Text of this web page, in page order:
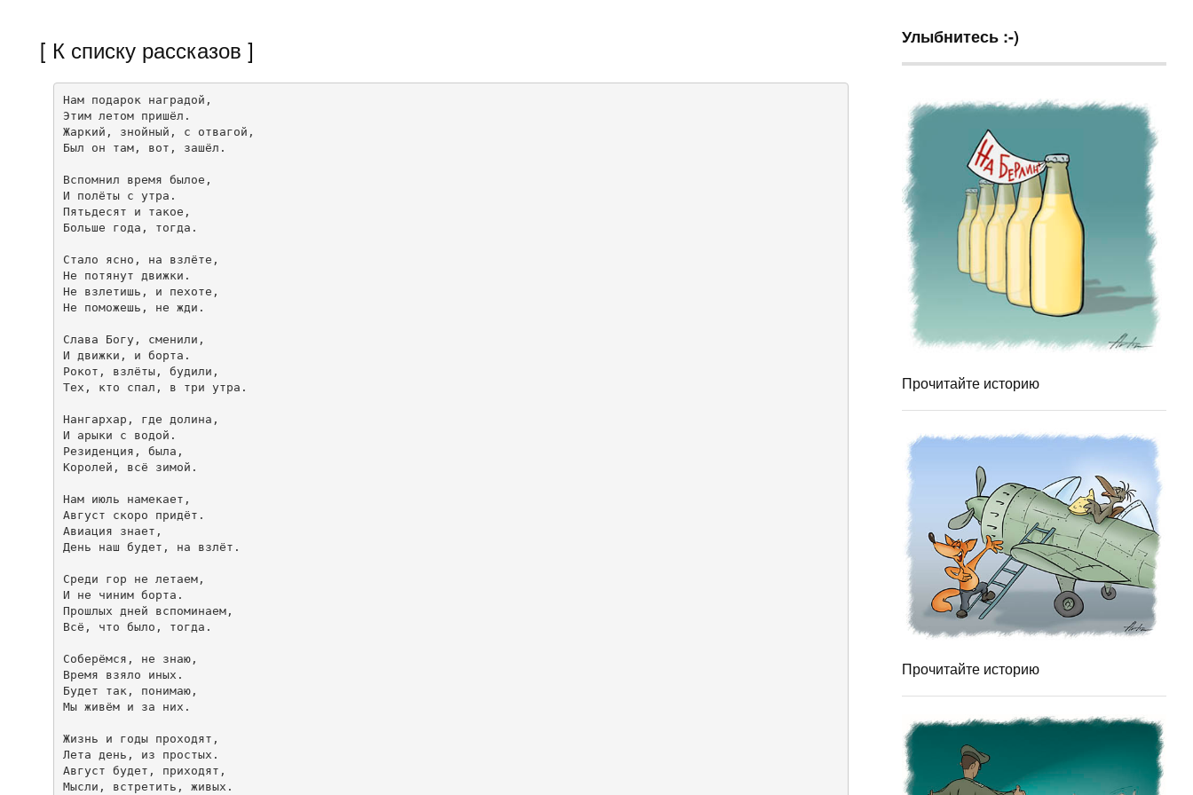
[ К списку рассказов ]
Нам подарок наградой,
Этим летом пришёл.
Жаркий, знойный, с отвагой,
Был он там, вот, зашёл.
Вспомнил время былое,
И полёты с утра.
Пятьдесят и такое,
Больше года, тогда.
Стало ясно, на взлёте,
Не потянут движки.
Не взлетишь, и пехоте,
Не поможешь, не жди.
Слава Богу, сменили,
И движки, и борта.
Рокот, взлёты, будили,
Тех, кто спал, в три утра.
Нангархар, где долина,
И арыки с водой.
Резиденция, была,
Королей, всё зимой.
Нам июль намекает,
Август скоро придёт.
Авиация знает,
День наш будет, на взлёт.
Среди гор не летаем,
И не чиним борта.
Прошлых дней вспоминаем,
Всё, что было, тогда.
Соберёмся, не знаю,
Время взяло иных.
Будет так, понимаю,
Мы живём и за них.
Жизнь и годы проходят,
Лета день, из простых.
Август будет, приходят,
Мысли, встретить, живых.
Улыбнитесь :-)
Прочитайте историю
Прочитайте историю